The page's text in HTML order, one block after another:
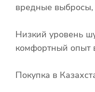
вредные выбросы,
Низкий уровень
комфортный опыт
Покупка в